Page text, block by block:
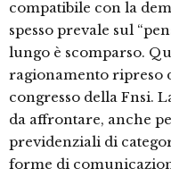
compatibile con la
spesso prevale sul
lungo è scomparso.
ragionamento ripreso
congresso della Fnsi.
da affrontare, anche
previdenziali di
forme di